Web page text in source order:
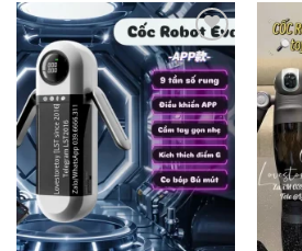
Add to
wishlist